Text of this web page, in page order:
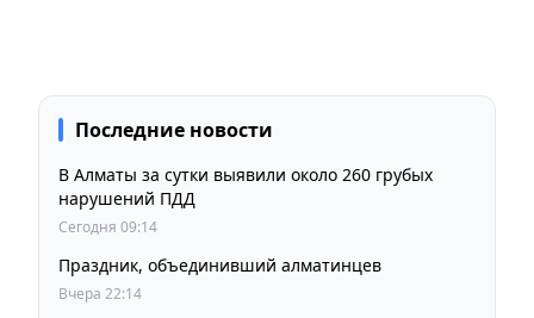
Последние новости
В Алматы за сутки выявили около 260 грубых
нарушений ПДД
Сегодня 09:14
Праздник, объединивший алматинцев
Вчера 22:14